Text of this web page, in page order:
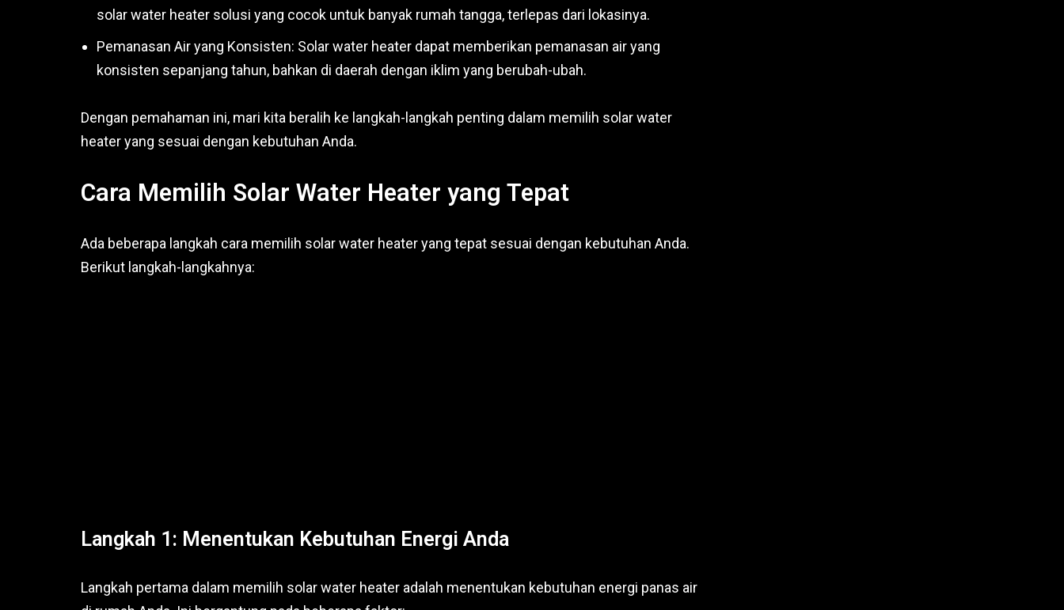
solar water heater solusi yang cocok untuk banyak rumah tangga, terlepas dari lokasinya.
Pemanasan Air yang Konsisten: Solar water heater dapat memberikan pemanasan air yang
konsisten sepanjang tahun, bahkan di daerah dengan iklim yang berubah-ubah.
Dengan pemahaman ini, mari kita beralih ke langkah-langkah penting dalam memilih solar water
heater yang sesuai dengan kebutuhan Anda.
Cara Memilih Solar Water Heater yang Tepat
Ada beberapa langkah cara memilih solar water heater yang tepat sesuai dengan kebutuhan Anda.
Berikut langkah-langkahnya:
Langkah 1: Menentukan Kebutuhan Energi Anda
Langkah pertama dalam memilih solar water heater adalah menentukan kebutuhan energi panas air